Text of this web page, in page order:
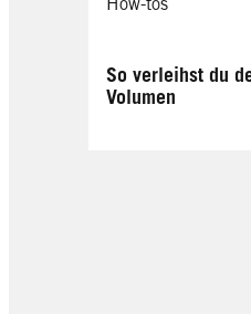
So verleihst du
Volumen